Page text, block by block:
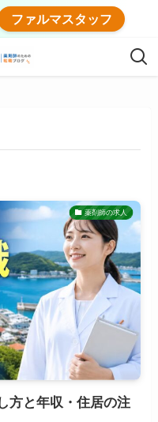
ファルマスタッフ
薬剤師の求人
方と年収・住居の注